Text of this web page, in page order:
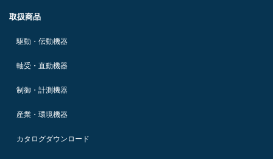
取扱商品
駆動・伝動機器
軸受・直動機器
制御・計測機器
産業・環境機器
カタログダウンロード